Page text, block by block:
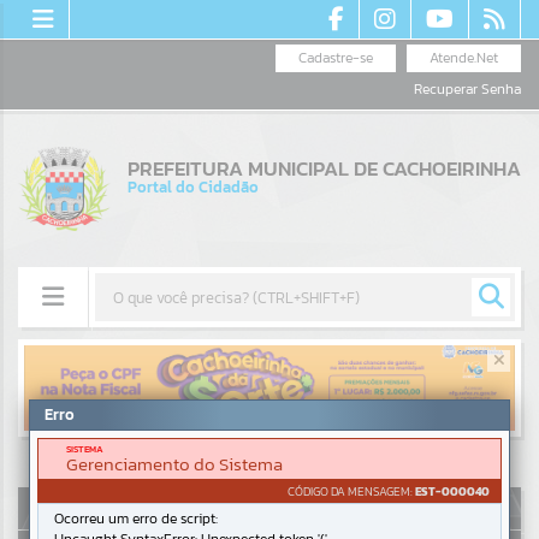
Atende.Net
Cadastre-se
Recuperar Senha
PREFEITURA MUNICIPAL DE CACHOEIRINHA
Portal do Cidadão
Resultados para""
Portais
Por favor, aguarde...
AUTOATENDIMENTO
Erro
SISTEMA
Gerenciamento do Sistema
CÓDIGO DA MENSAGEM:EST-000040
Ocorreu um erro de script: